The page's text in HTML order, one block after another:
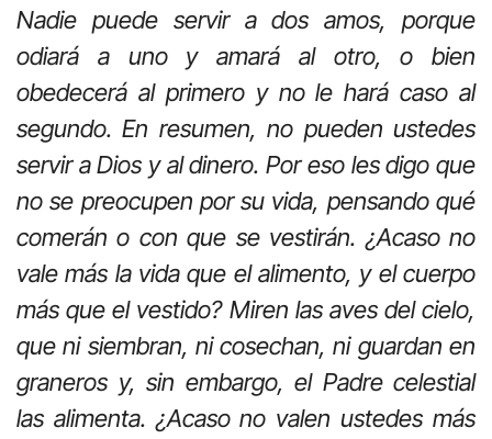
Nadie puede servir a dos amos, porque
odiará a uno y amará al otro, o bien
obedecerá al primero y no le hará caso al
segundo. En resumen, no pueden ustedes
servir a Dios y al dinero. Por eso les digo que
no se preocupen por su vida, pensando qué
comerán o con que se vestirán. ¿Acaso no
vale más la vida que el alimento, y el cuerpo
más que el vestido? Miren las aves del cielo,
que ni siembran, ni cosechan, ni guardan en
graneros y, sin embargo, el Padre celestial
las alimenta. ¿Acaso no valen ustedes más